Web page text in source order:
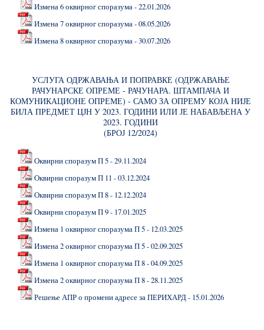
Измена 6 оквирног споразума - 22.01.2026
Измена 7 оквирног споразума - 08.05.2026
Измена 8 оквирног споразума - 30.07.2026
УСЛУГА ОДРЖАВАЊА И ПОПРАВКЕ (ОДРЖАВАЊЕ
РАЧУНАРСКЕ ОПРЕМЕ - РАЧУНАРА. ШТАМПАЧА И
КОМУНИКАЦИОНЕ ОПРЕМЕ) - САМО ЗА ОПРЕМУ КОЈА НИЈЕ
БИЛА ПРЕДМЕТ ЦЈН У 2023. ГОДИНИ ИЛИ ЈЕ НАБАВЉЕНА У
2023. ГОДИНИ
(БРОЈ 12/2024)
Оквирни споразум П 5 - 29.11.2024
Оквирни споразум П 11 - 03.12.2024
Оквирни споразум П 8 - 12.12.2024
Оквирни споразум П 9 - 17.01.2025
Измена 1 оквирног споразума П 5 - 12.03.2025
Измена 2 оквирног споразума П 5 - 02.09.2025
Измена 1 оквирног споразума П 8 - 04.09.2025
Измена 2 оквирног споразума П 8 - 28.11.2025
Решење АПР о промени адресе за ПЕРИХАРД - 15.01.2026